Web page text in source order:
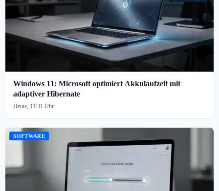
Windows 11: Microsoft optimiert Akkulaufzeit mit
adaptiver Hibernate
Heute, 11:31 Uhr
SOFTWARE